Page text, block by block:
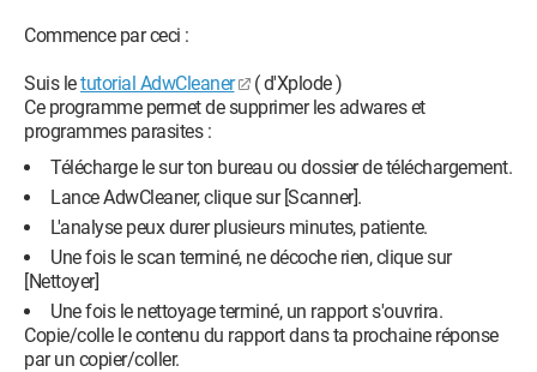
Commence par ceci :
Suis letutorial AdwCleaner
( d'Xplode )
Ce programme permet de supprimer les adwares et
programmes parasites :
Télécharge le sur ton bureau ou dossier de téléchargement.
Lance AdwCleaner, clique sur [Scanner].
L'analyse peux durer plusieurs minutes, patiente.
Une fois le scan terminé, ne décoche rien, clique sur
[Nettoyer]
Une fois le nettoyage terminé, un rapport s'ouvrira.
Copie/colle le contenu du rapport dans ta prochaine réponse
par un copier/coller.